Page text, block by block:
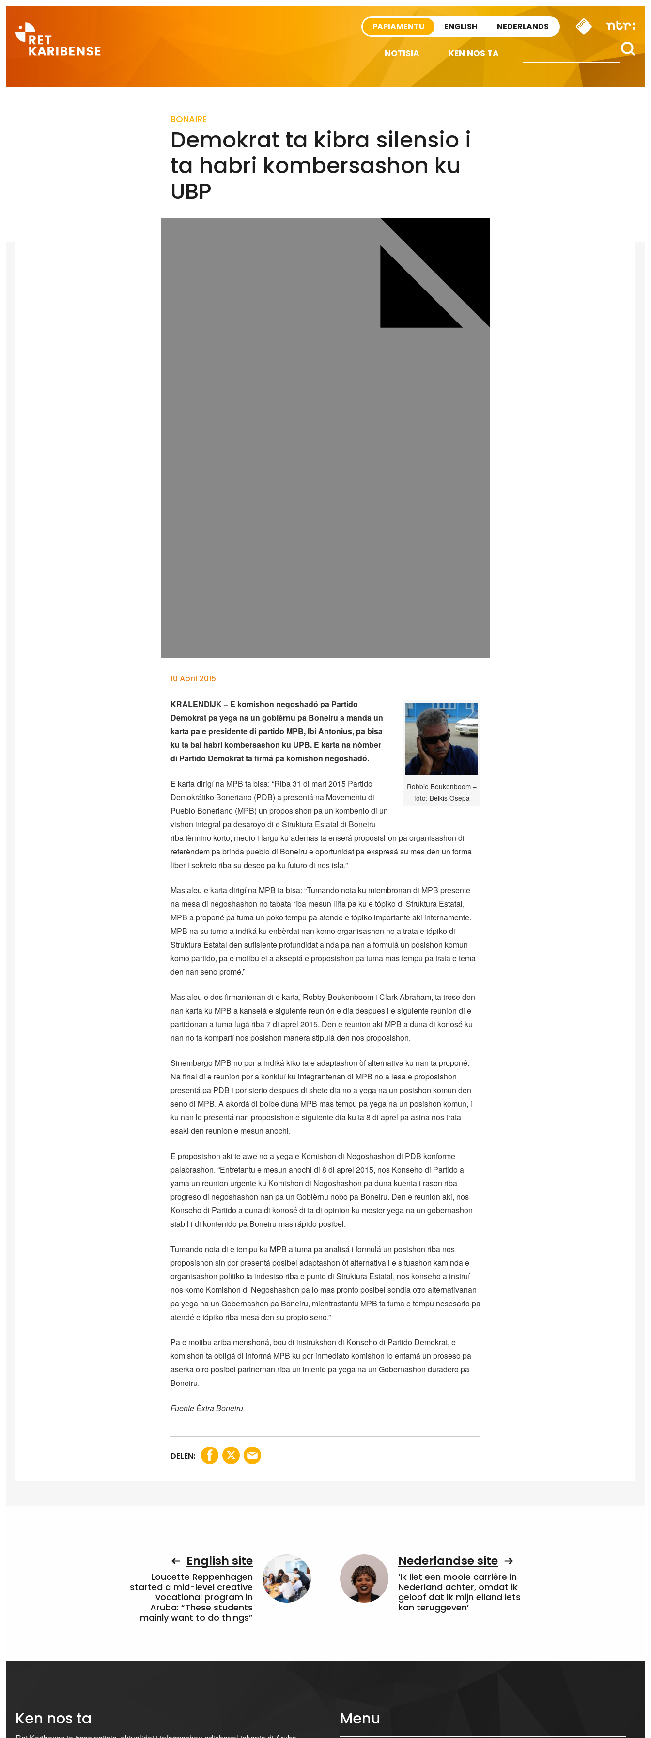
PAPIAMENTU ENGLISH NEDERLANDS
NOTISIA KEN NOS TA
BONAIRE
Demokrat ta kibra silensio i
ta habri kombersashon ku
UBP
10 April 2015
Robbie Beukenboom –
foto: Belkis Osepa
KRALENDIJK – E komishon negoshadó pa Partido
Demokrat pa yega na un gobièrnu pa Boneiru a manda un
karta pa e presidente di partido MPB, Ibi Antonius, pa bisa
ku ta bai habri kombersashon ku UPB. E karta na nòmber
di Partido Demokrat ta firmá pa komishon negoshadó.
E karta dirigí na MPB ta bisa: “Riba 31 di mart 2015 Partido
Demokrátiko Boneriano (PDB) a presentá na Movementu di
Pueblo Boneriano (MPB) un proposishon pa un kombenio di un
vishon integral pa desaroyo di e Struktura Estatal di Boneiru
riba tèrmino korto, medio i largu ku ademas ta enserá proposishon pa organisashon di
referèndem pa brinda pueblo di Boneiru e oportunidat pa ekspresá su mes den un forma
liber i sekreto riba su deseo pa ku futuro di nos isla.”
Mas aleu e karta dirigí na MPB ta bisa: “Tumando nota ku miembronan di MPB presente
na mesa di negoshashon no tabata riba mesun liña pa ku e tópiko di Struktura Estatal,
MPB a proponé pa tuma un poko tempu pa atendé e tópiko importante aki internamente.
MPB na su turno a indiká ku enbèrdat nan komo organisashon no a trata e tópiko di
Struktura Estatal den sufisiente profundidat ainda pa nan a formulá un posishon komun
komo partido, pa e motibu ei a akseptá e proposishon pa tuma mas tempu pa trata e tema
den nan seno promé.”
Mas aleu e dos firmantenan di e karta, Robby Beukenboom i Clark Abraham, ta trese den
nan karta ku MPB a kanselá e siguiente reunión e dia despues i e siguiente reunion di e
partidonan a tuma lugá riba 7 di aprel 2015. Den e reunion aki MPB a duna di konosé ku
nan no ta kompartí nos posishon manera stipulá den nos proposishon.
Sinembargo MPB no por a indiká kiko ta e adaptashon òf alternativa ku nan ta proponé.
Na final di e reunion por a konkluí ku integrantenan di MPB no a lesa e proposishon
presentá pa PDB i por sierto despues di shete dia no a yega na un posishon komun den
seno di MPB. A akordá di bolbe duna MPB mas tempu pa yega na un posishon komun, i
ku nan lo presentá nan proposishon e siguiente dia ku ta 8 di aprel pa asina nos trata
esaki den reunion e mesun anochi.
E proposishon aki te awe no a yega e Komishon di Negoshashon di PDB konforme
palabrashon. “Entretantu e mesun anochi di 8 di aprel 2015, nos Konseho di Partido a
yama un reunion urgente ku Komishon di Nogoshashon pa duna kuenta i rason riba
progreso di negoshashon nan pa un Gobièrnu nobo pa Boneiru. Den e reunion aki, nos
Konseho di Partido a duna di konosé di ta di opinion ku mester yega na un gobernashon
stabil i di kontenido pa Boneiru mas rápido posibel.
Tumando nota di e tempu ku MPB a tuma pa analisá i formulá un posishon riba nos
proposishon sin por presentá posibel adaptashon òf alternativa i e situashon kaminda e
organisashon polítiko ta indesiso riba e punto di Struktura Estatal, nos konseho a instruí
nos komo Komishon di Negoshashon pa lo mas pronto posibel sondia otro alternativanan
pa yega na un Gobernashon pa Boneiru, mientrastantu MPB ta tuma e tempu nesesario pa
atendé e tópiko riba mesa den su propio seno.”
Pa e motibu ariba menshoná, bou di instrukshon di Konseho di Partido Demokrat, e
komishon ta obligá di informá MPB ku por inmediato komishon lo entamá un proseso pa
aserka otro posibel partnernan riba un intento pa yega na un Gobernashon duradero pa
Boneiru.
Fuente Èxtra Boneiru
DELEN:
English site
Loucette Reppenhagen
started a mid-level creative
vocational program in
Aruba: “These students
mainly want to do things”
Nederlandse site
‘Ik liet een mooie carrière in
Nederland achter, omdat ik
geloof dat ik mijn eiland iets
kan teruggeven’
Ken nos ta Menu